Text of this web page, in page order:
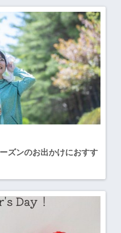
ズンのお出かけにおすす